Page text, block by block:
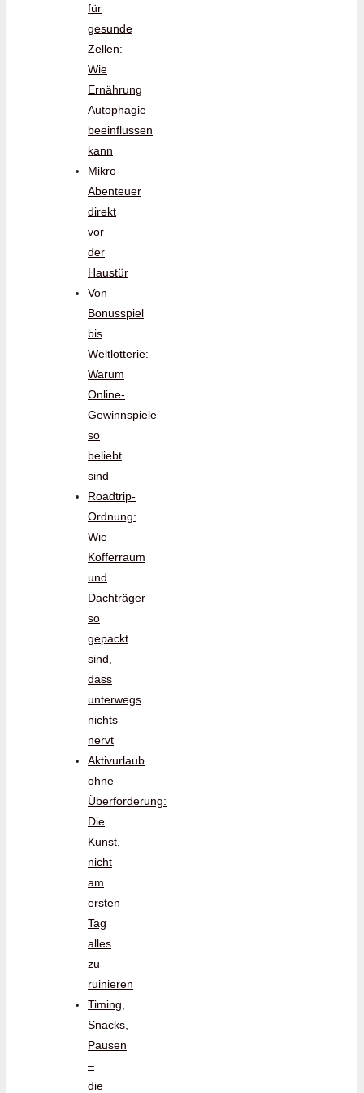
für
gesunde
Zellen:
Wie
Ernährung
Autophagie
beeinflussen
kann
Mikro-
Abenteuer
direkt
vor
der
Haustür
Von
Bonusspiel
bis
Weltlotterie:
Warum
Online-
Gewinnspiele
so
beliebt
sind
Roadtrip-
Ordnung:
Wie
Kofferraum
und
Dachträger
so
gepackt
sind,
dass
unterwegs
nichts
nervt
Aktivurlaub
ohne
Überforderung:
Die
Kunst,
nicht
am
ersten
Tag
alles
zu
ruinieren
Timing,
Snacks,
Pausen
–
die